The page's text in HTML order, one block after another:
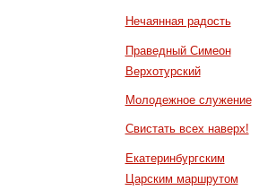
Нечаянная радость
Праведный Симеон
Верхотурский
Молодежное служение
Свистать всех наверх!
Екатеринбургским
Царским маршрутом